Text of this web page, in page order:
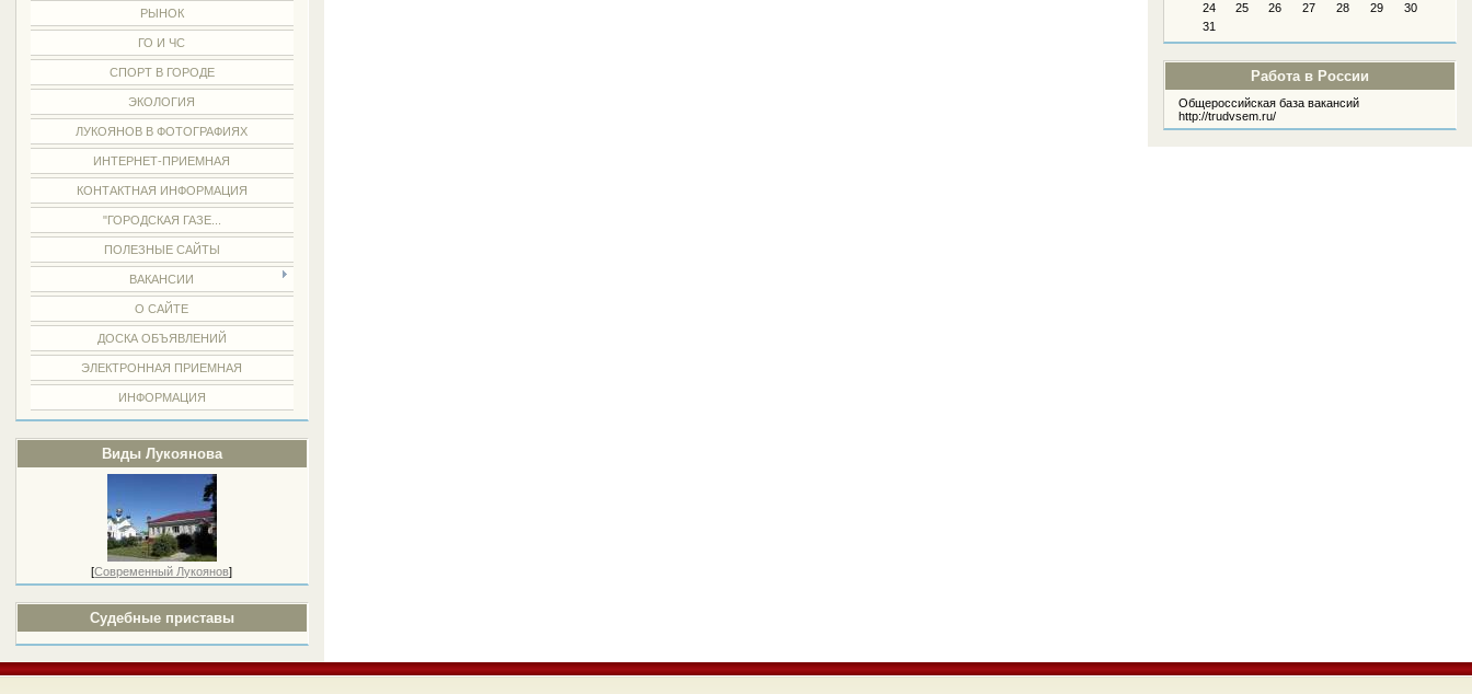
РЫНОК
ГО И ЧС
СПОРТ В ГОРОДЕ
ЭКОЛОГИЯ
ЛУКОЯНОВ В ФОТОГРАФИЯХ
ИНТЕРНЕТ-ПРИЕМНАЯ
КОНТАКТНАЯ ИНФОРМАЦИЯ
"ГОРОДСКАЯ ГАЗЕ...
ПОЛЕЗНЫЕ САЙТЫ
ВАКАНСИИ
О САЙТЕ
ДОСКА ОБЪЯВЛЕНИЙ
ЭЛЕКТРОННАЯ ПРИЕМНАЯ
ИНФОРМАЦИЯ
Виды Лукоянова
[Современный Лукоянов]
Судебные приставы
24
25 26 27 28 29
30
31
Работа в России
Общероссийская база вакансий
http://trudvsem.ru/